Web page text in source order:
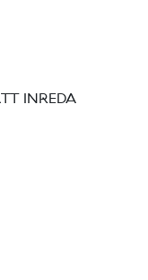
INREDA